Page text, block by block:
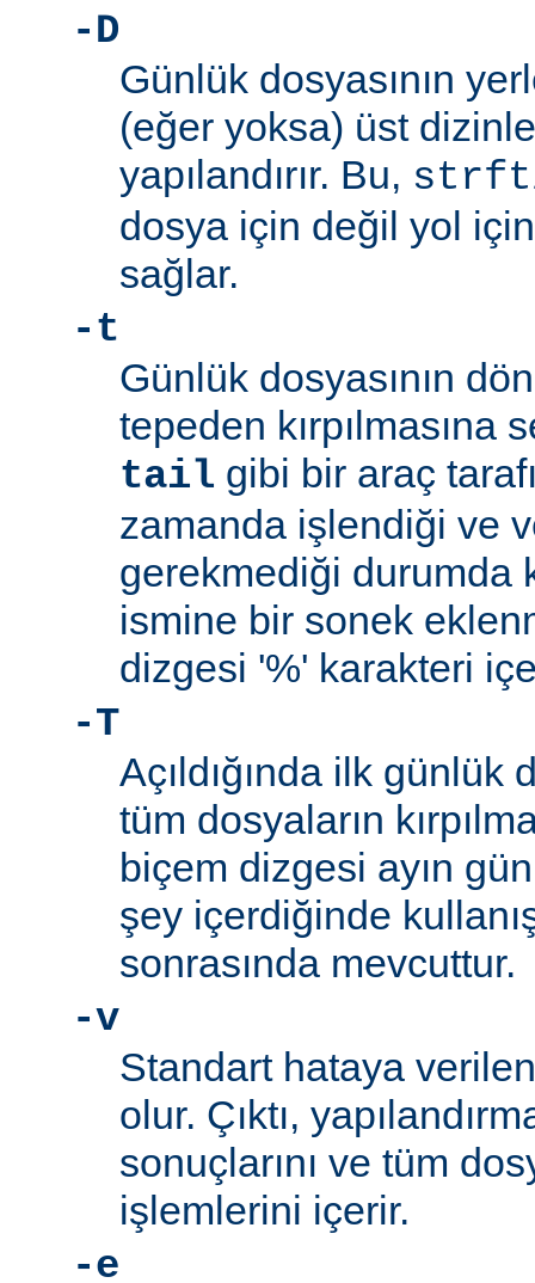
-D
Günlük dosyasının
(eğer yoksa) üst
yapılandırır. Bu,
dosya için değil yol için
sağlar.
-t
Günlük dosyasının
tepeden kırpılmasına
tail gibi bir araç
zamanda işlendiği ve
gerekmediği durumda
ismine bir sonek
dizgesi '%' karakteri
-T
Açıldığında ilk günlük
tüm dosyaların
biçem dizgesi ayın
şey içerdiğinde
sonrasında mevcuttur.
-v
Standart hataya verilen
olur. Çıktı,
sonuçlarını ve tüm
işlemlerini içerir.
-e